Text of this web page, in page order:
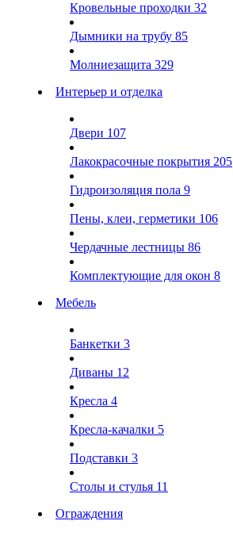
Кровельные проходки 32
Дымники на трубу 85
Молниезащита 329
Интерьер и отделка
Двери 107
Лакокрасочные покрытия 205
Гидроизоляция пола 9
Пены, клеи, герметики 106
Чердачные лестницы 86
Комплектующие для окон 8
Мебель
Банкетки 3
Диваны 12
Кресла 4
Кресла-качалки 5
Подставки 3
Столы и стулья 11
Ограждения